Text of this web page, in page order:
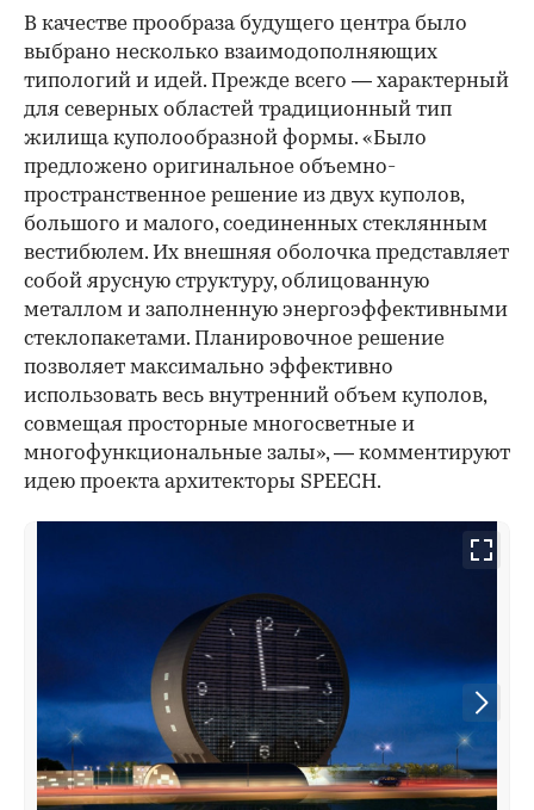
В качестве прообраза будущего центра было
выбрано несколько взаимодополняющих
типологий и идей. Прежде всего — характерный
для северных областей традиционный тип
жилища куполообразной формы. «Было
предложено оригинальное объемно-
пространственное решение из двух куполов,
большого и малого, соединенных стеклянным
вестибюлем. Их внешняя оболочка представляет
собой ярусную структуру, облицованную
металлом и заполненную энергоэффективными
стеклопакетами. Планировочное решение
позволяет максимально эффективно
использовать весь внутренний объем куполов,
совмещая просторные многосветные и
многофункциональные залы», — комментируют
идею проекта архитекторы SPEECH.